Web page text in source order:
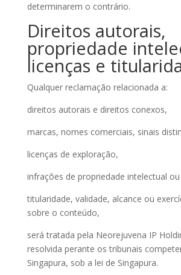
determinarem o contrário.
Direitos autorais,
propriedade
licenças e
Qualquer reclamação relacionada a:
direitos autorais e direitos conexos,
marcas, nomes comerciais, sinais
licenças de exploração,
infrações de propriedade intelectual
titularidade, validade, alcance ou
sobre o conteúdo,
será tratada pela Neorejuvena IP
resolvida perante os tribunais
Singapura, sob a lei de Singapura.